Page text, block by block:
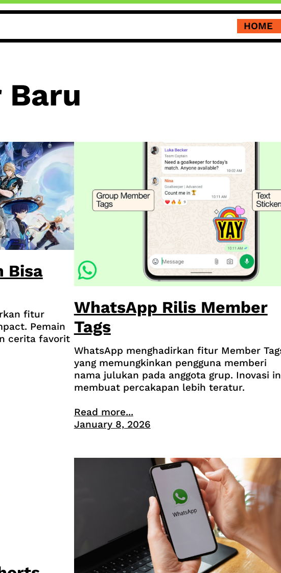
HOME
Bisa
fitur
Pemain
cerita favorit
WhatsApp Rilis Member
Tags
WhatsApp menghadirkan fitur Member
yang memungkinkan pengguna memberi
nama julukan pada anggota grup. Inovasi
membuat percakapan lebih teratur.
Read more...
January 8, 2026